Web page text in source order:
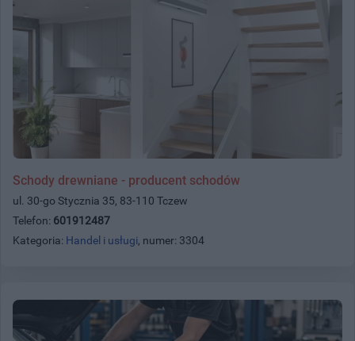
Schody drewniane - producent schodów
ul. 30-go Stycznia 35, 83-110 Tczew
Telefon: 601912487
Kategoria: Handel i usługi, numer: 3304